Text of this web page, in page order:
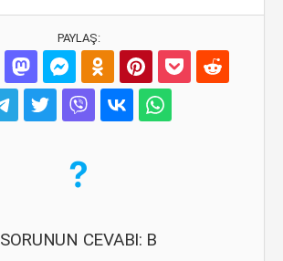
PAYLAŞ:
SORUNUN CEVABI: B